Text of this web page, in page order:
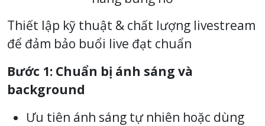
Thiết lập kỹ thuật & chất lượng livestream
để đảm bảo buổi live đạt chuẩn
Bước 1: Chuẩn bị ánh sáng và
background
Ưu tiên ánh sáng tự nhiên hoặc dùng